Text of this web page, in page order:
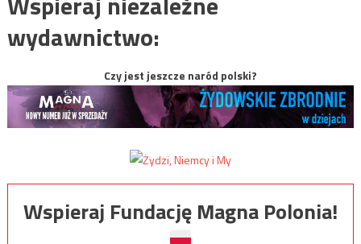
wydawnictwo:
Czy jest jeszcze naród polski?
Wspieraj Fundację Magna Polonia!